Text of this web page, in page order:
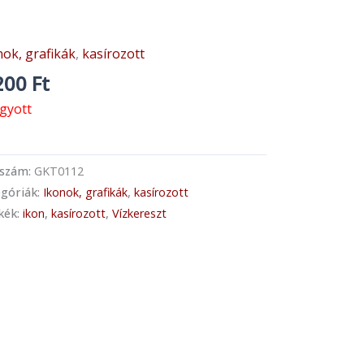
grafikák, kasírozott
Ft
GKT0112
Ikonok, grafikák, kasírozott
ikon, kasírozott, Vízkereszt